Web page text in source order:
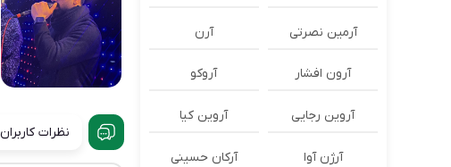
نظرات کاربران
آرمین نصرتی آرن
آرون افشار آروکو
آروین رجایی آروین کیا
آرژن آوا آرکان حسینی